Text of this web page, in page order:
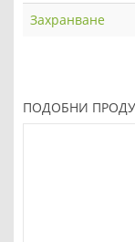
Захранване
ПОДОБНИ